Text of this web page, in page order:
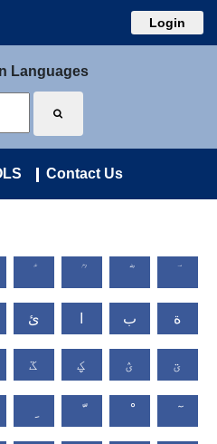
Login
Languages
Contact Us
ئ ب ة
ػ ؼ ؽ ؾ